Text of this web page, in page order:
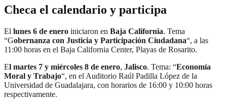
Checa el calendario y participa
El lunes 6 de enero iniciaron en Baja California. Tema
“Gobernanza con Justicia y Participación Ciudadana“, a las
11:00 horas en el Baja California Center, Playas de Rosarito.
El martes 7 y miércoles 8 de enero, Jalisco. Tema: “Economía
Moral y Trabajo“, en el Auditorio Raúl Padilla López de la
Universidad de Guadalajara, con horarios de 16:00 y 10:00 horas
respectivamente.